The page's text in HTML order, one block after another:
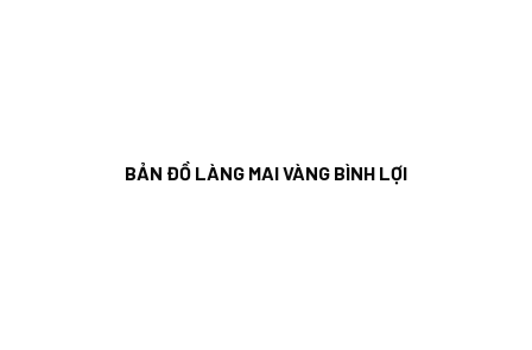
BẢN ĐỒ LÀNG MAI VÀNG BÌNH LỢI